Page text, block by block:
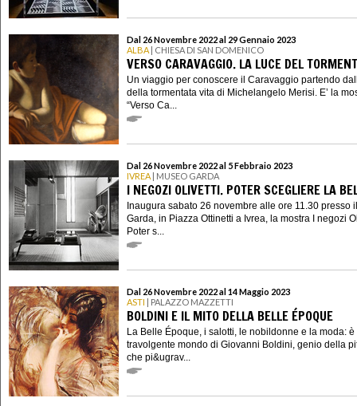
Dal 26 Novembre 2022 al 29 Gennaio 2023
ALBA | CHIESA DI SAN DOMENICO
VERSO CARAVAGGIO. LA LUCE DEL
Un viaggio per conoscere il Caravaggio partendo
della tormentata vita di Michelangelo Merisi. E’ la
“Verso Ca...
Dal 26 Novembre 2022 al 5 Febbraio 2023
IVREA | MUSEO GARDA
I NEGOZI OLIVETTI. POTER SCEGLIERE LA
Inaugura sabato 26 novembre alle ore 11.30 presso
Garda, in Piazza Ottinetti a Ivrea, la mostra I negozi
Poter s...
Dal 26 Novembre 2022 al 14 Maggio 2023
ASTI | PALAZZO MAZZETTI
BOLDINI E IL MITO DELLA BELLE ÉPOQUE
La Belle Époque, i salotti, le nobildonne e la moda: è
travolgente mondo di Giovanni Boldini, genio della
che pi&ugrav...